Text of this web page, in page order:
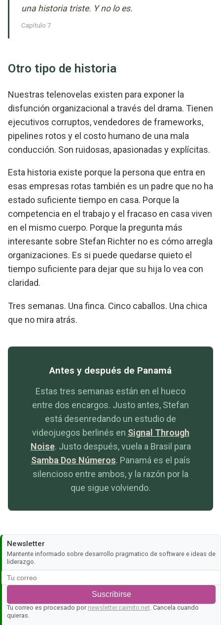
una historia triste. Y no lo es.
Capítulo 7
Otro tipo de historia
Nuestras telenovelas existen para exponer la
disfunción organizacional a través del drama. Tienen
ejecutivos corruptos, vendedores de frameworks,
pipelines rotos y el costo humano de una mala
conducción. Son ruidosas, apasionadas y explícitas.
Esta historia existe porque la persona que entra en
esas empresas rotas también es un padre que no ha
estado suficiente tiempo en casa. Porque la
competencia en el trabajo y el fracaso en casa viven
en el mismo cuerpo. Porque la pregunta más
interesante sobre Stefan Richter no es cómo arregla
organizaciones. Es si puede quedarse quieto el
tiempo suficiente para dejar que su hija lo vea con
claridad.
Tres semanas. Una finca. Cinco caballos. Una chica
que no mira atrás.
Antes y después de Panamá
Estas tres semanas están en el hueco
entre dos encargos. Justo antes, Stefan
está desenredando un estudio de
videojuegos berlinés en Signal Through
Noise. Justo después, vuela a Brasil para
Samba Dos Números. Panamá es el país
silencioso entre ambos, y la razón por la
que sigue volviendo.
Newsletter
Mantente informado sobre desarrollo pragmatico de software e ideas de
liderazgo.
Suscribirse
Tu correo es procesado por newsletter.caimito.net. Cancela cuando
quieras.